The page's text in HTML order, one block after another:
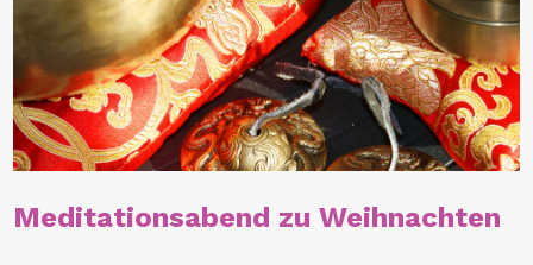
Meditationsabend zu Weihnachten